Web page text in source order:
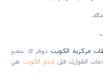
الكويتتوفر لك جميع
الطوارئ، فإنإنجاز الكويتهي